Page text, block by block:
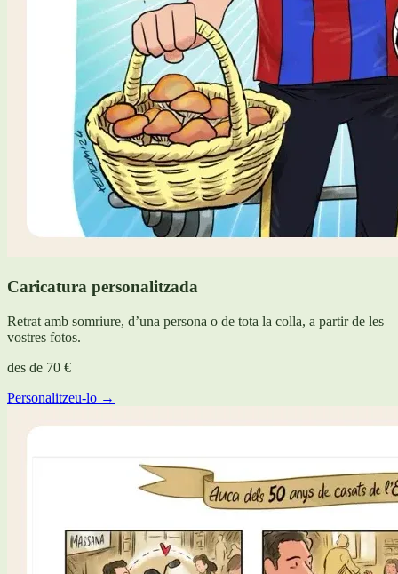
Caricatura personalitzada
Retrat amb somriure, d’una persona o de tota la colla, a partir de les
vostres fotos.
des de 70 €
Personalitzeu-lo →